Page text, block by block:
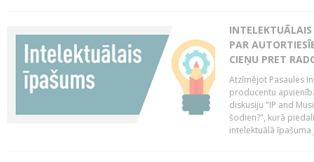
PAR
CIEŅU PRET
Atzīmējot Pasaules
producentu
diskusiju "IP and
šodien?", kurā
intelektuālā